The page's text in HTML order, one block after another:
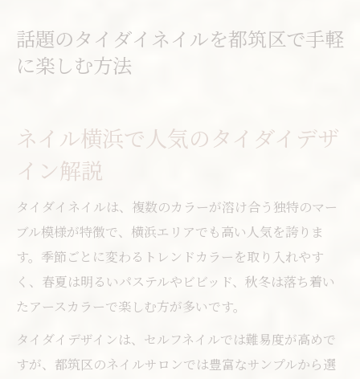
話題のタイダイネイルを都筑区で手軽
に楽しむ方法
ネイル横浜で人気のタイダイデザ
イン解説
タイダイネイルは、複数のカラーが溶け合う独特のマー
ブル模様が特徴で、横浜エリアでも高い人気を誇りま
す。季節ごとに変わるトレンドカラーを取り入れやす
く、春夏は明るいパステルやビビッド、秋冬は落ち着い
たアースカラーで楽しむ方が多いです。
タイダイデザインは、セルフネイルでは難易度が高めで
すが、都筑区のネイルサロンでは豊富なサンプルから選